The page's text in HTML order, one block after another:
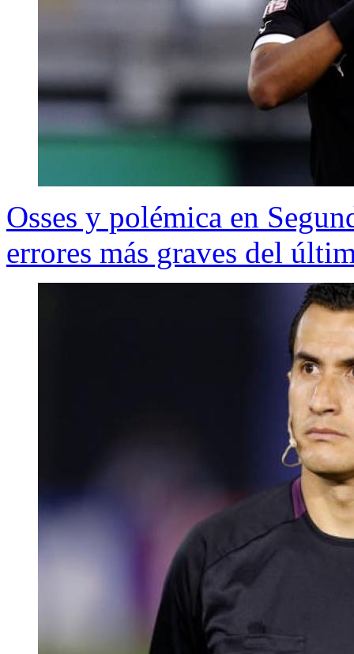
Osses y polémica en
errores más graves del